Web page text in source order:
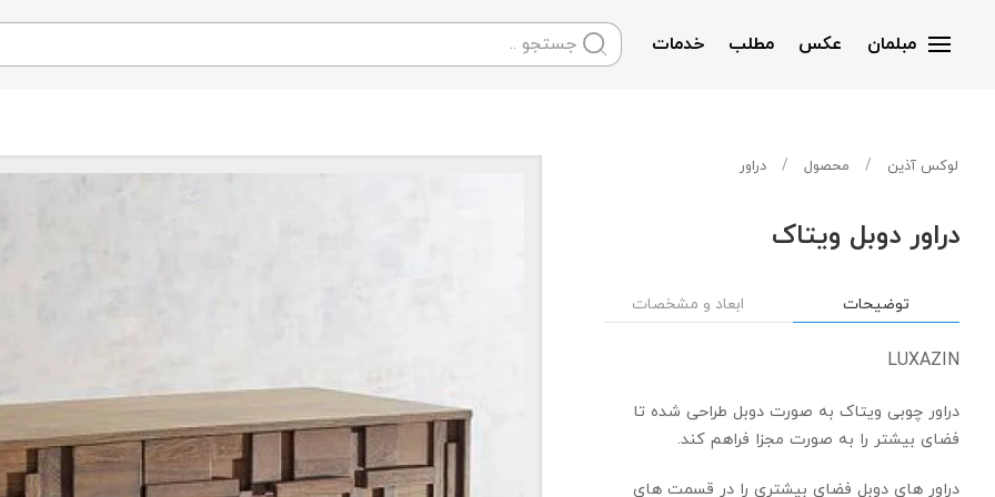
مبلمان عکس مطلب خدمات
لوکس آذین محصول دراور
دراور دوبل ویتاک
توضیحات ابعاد و مشخصات
LUXAZIN
دراور چوبی ویتاک به صورت دوبل طراحی شده تا
فضای بیشتر را به صورت مجزا فراهم کند.
دراور های دوبل فضای بیشتری را در قسمت های